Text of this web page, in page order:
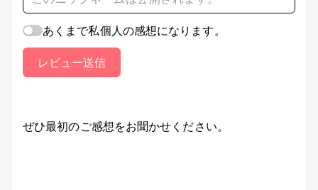
あくまで私個人の感想になります。
レビュー送信
ぜひ最初のご感想をお聞かせください。